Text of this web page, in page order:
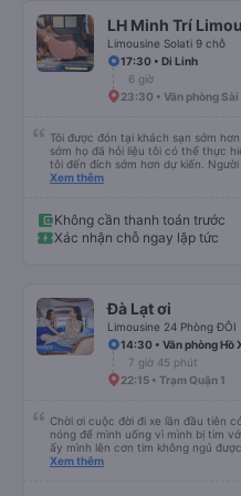
LH Minh Trí
Limousine Solati 9 chỗ
17:30 • Di Linh
6 giờ
23:30 • Văn phòng Sài
Tôi được đón tại khách sạn sớm
sớm họ đã hỏi liệu tôi có thể thực
tôi đến đích sớm hơn dự kiến.
không nói được nhiều tiếng Anh
gì khi đi những đường vòng nhỏ để
đều đã gần đến điểm trả khách.
và tôi chắc chắn giới thiệu công ty
Xem thêm
Không cần thanh toán trước
Xác nhận chỗ ngay lập tức
Đà Lạt ơi
Limousine 24 Phòng ĐÔI
14:30 • Văn phòng Hồ
7 giờ 45 phút
22:15 • Trạm Quận 1
Chời ơi cuộc đời đi xe lần đầu tiên
nóng để mình uống vì mình bị tim
ấy mình lên cơn tim không ngủ
ko chắc mình xỉu thiệt. Chú Tánh
Xem thêm